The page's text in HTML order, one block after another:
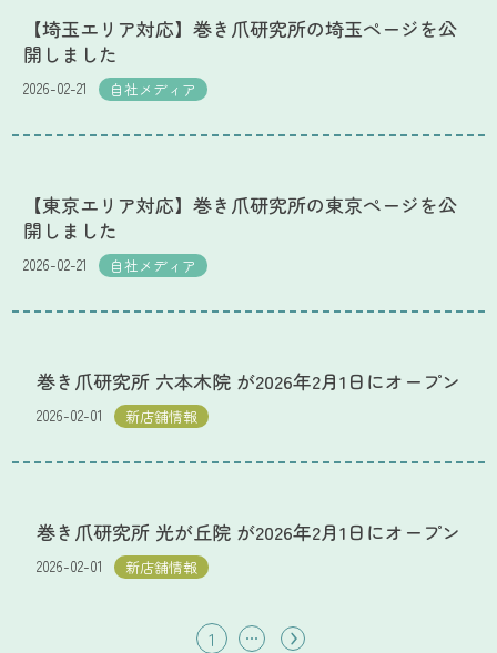
【埼玉エリア対応】巻き爪研究所の埼玉ページを公
開しました
2026-02-21 自社メディア
【東京エリア対応】巻き爪研究所の東京ページを公
開しました
2026-02-21 自社メディア
巻き爪研究所 六本木院 が2026年2月1日にオープン
2026-02-01 新店舗情報
巻き爪研究所 光が丘院 が2026年2月1日にオープン
2026-02-01 新店舗情報
1 ・・・